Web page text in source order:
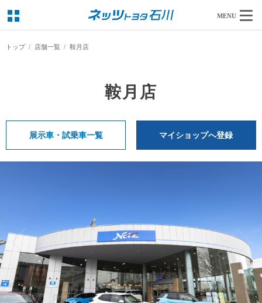
MENU
トップ 店舗一覧 鞍月店
鞍月店
展示車・試乗車一覧 マイショップへ登録